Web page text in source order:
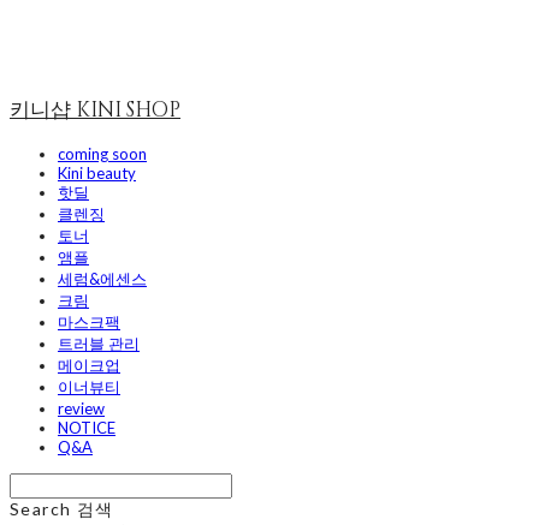
키니샵 KINI SHOP
coming soon
Kini beauty
핫딜
클렌징
토너
앰플
세럼&에센스
크림
마스크팩
트러블 관리
메이크업
이너뷰티
review
NOTICE
Q&A
Search 검색